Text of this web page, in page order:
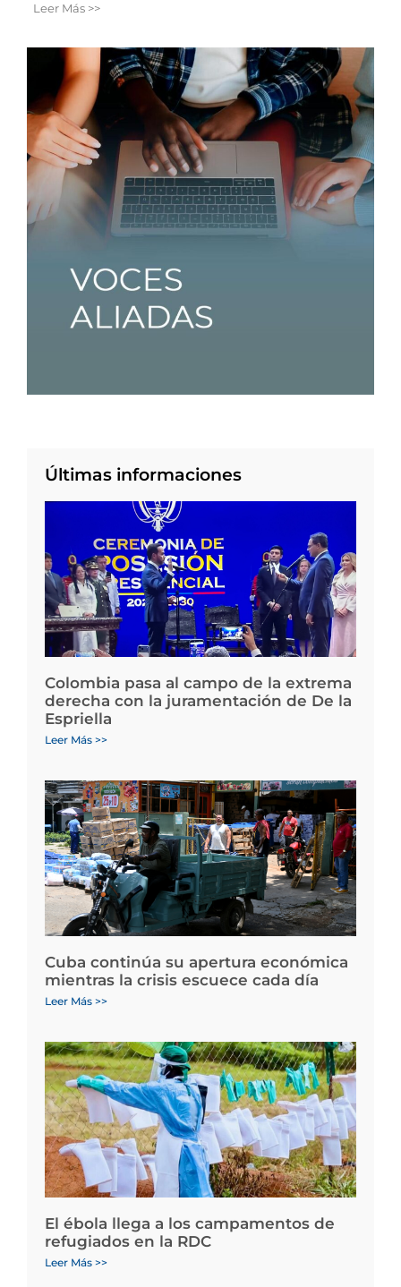
Leer Más >>
Últimas informaciones
Colombia pasa al campo de la extrema
derecha con la juramentación de De la
Espriella
Leer Más >>
Cuba continúa su apertura económica
mientras la crisis escuece cada día
Leer Más >>
El ébola llega a los campamentos de
refugiados en la RDC
Leer Más >>